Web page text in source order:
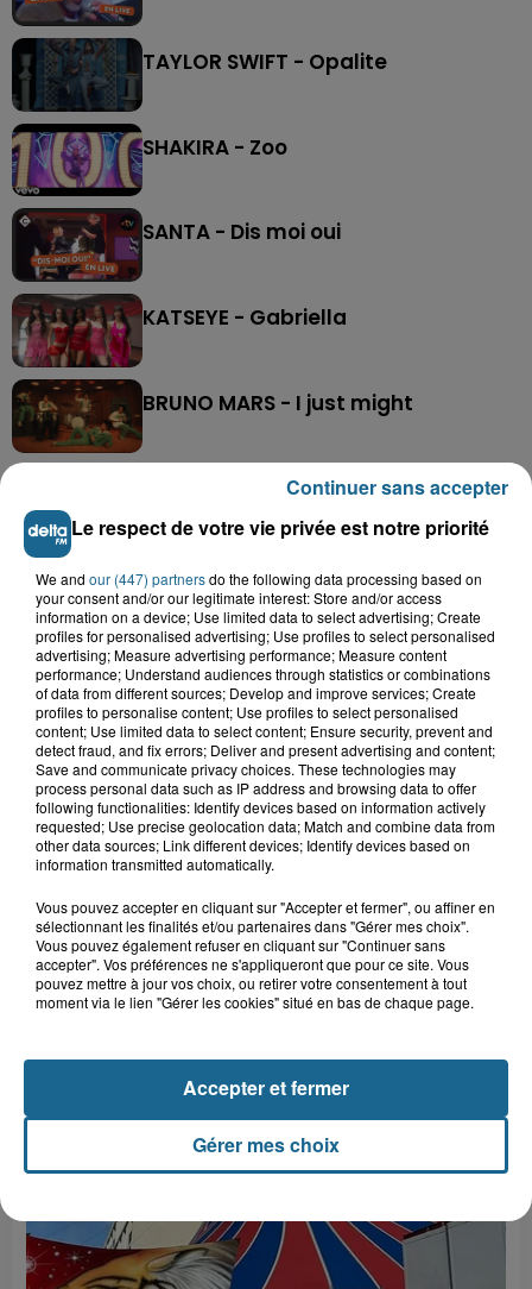
TAYLOR SWIFT - Opalite
SHAKIRA - Zoo
SANTA - Dis moi oui
KATSEYE - Gabriella
BRUNO MARS - I just might
AMIR - Avec toi
LES TITRES
TUBES DIFFUSÉS
17h35
17h35
SHAKIRA / BURNA BOY
dai dai
17h31
17h31
AVENTURA
obsession
17h28
17h28
SOPRANO
dj
LE FIL INFO
Le respect de votre vie privée est notre priorité
We and our (447) partnersdo the following data processing based on
your consent and/or our legitimate interest: Store and/or access
information on a device; Use limited data to select advertising; Create
profiles for personalised advertising; Use profiles to select personalised
advertising; Measure advertising performance; Measure content
performance; Understand audiences through statistics or combinations
of data from different sources; Develop and improve services; Create
profiles to personalise content; Use profiles to select personalised
content; Use limited data to select content; Ensure security, prevent and
detect fraud, and fix errors; Deliver and present advertising and content;
Save and communicate privacy choices. These technologies may
process personal data such as IP address and browsing data to offer
following functionalities: Identify devices based on information actively
requested; Use precise geolocation data; Match and combine data from
other data sources; Link different devices; Identify devices based on
information transmitted automatically.
Vous pouvez accepter en cliquant sur "Accepter et fermer", ou affiner en
sélectionnant les finalités et/ou partenaires dans "Gérer mes choix".
Vous pouvez également refuser en cliquant sur "Continuer sans
accepter". Vos préférences ne s'appliqueront que pour ce site. Vous
pouvez mettre à jour vos choix, ou retirer votre consentement à tout
moment via le lien "Gérer les cookies" situé en bas de chaque page.
Gérer mes choix
Accepter et fermer
Continuer sans accepter